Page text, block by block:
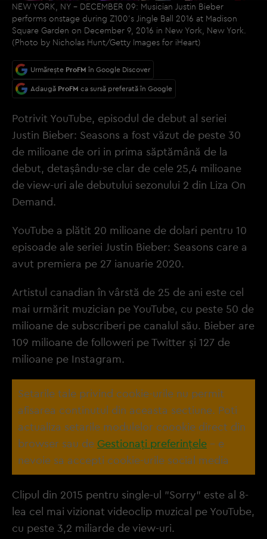
NEW YORK, NY - DECEMBER 09: Musician Justin Bieber
performs onstage during Z100's Jingle Ball 2016 at Madison
Square Garden on December 9, 2016 in New York, New York.
(Photo by Nicholas Hunt/Getty Images for iHeart)
Urmărește ProFM în Google Discover
Adaugă ProFM ca sursă preferată în Google
Potrivit YouTube, episodul de debut al seriei
Justin Bieber: Seasons a fost văzut de peste 30
de milioane de ori in prima săptămână de la
debut, detașându-se clar de cele 25,4 milioane
de view-uri ale debutului sezonului 2 din Liza On
Demand.
YouTube a plătit 20 milioane de dolari pentru 10
episoade ale seriei Justin Bieber: Seasons care a
avut premiera pe 27 ianuarie 2020.
Artistul canadian în vârstă de 25 de ani este cel
mai urmărit muzician pe YouTube, cu peste 50 de
milioane de subscriberi pe canalul său. Bieber are
109 milioane de followeri pe Twitter și 127 de
milioane pe Instagram.
Setarile tale privind cookie-urile nu permit
afisarea continutul din aceasta sectiune. Poti
actualiza setarile modulelor coookie direct din
browser sau de Gestionați preferințele – e
nevoie sa accepti cookie-urile social media
Clipul din 2015 pentru single-ul "Sorry" este al 8-
lea cel mai vizionat videoclip muzical pe YouTube,
cu peste 3,2 miliarde de view-uri.